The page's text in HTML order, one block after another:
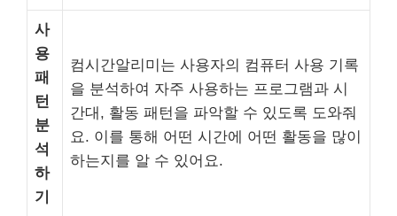
사
용
패
턴
분
석
하
기
컴시간알리미는 사용자의 컴퓨터 사용 기록
을 분석하여 자주 사용하는 프로그램과 시
간대, 활동 패턴을 파악할 수 있도록 도와줘
요. 이를 통해 어떤 시간에 어떤 활동을 많이
하는지를 알 수 있어요.